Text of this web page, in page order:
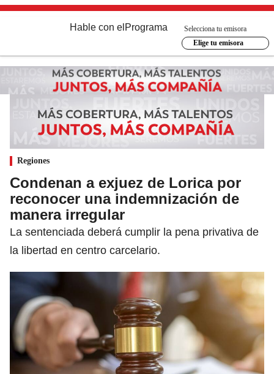
Hable con el Programa
Selecciona tu emisora
Elige tu emisora
Regiones
Condenan a exjuez de Lorica por
reconocer una indemnización de
manera irregular
La sentenciada deberá cumplir la pena privativa de
la libertad en centro carcelario.